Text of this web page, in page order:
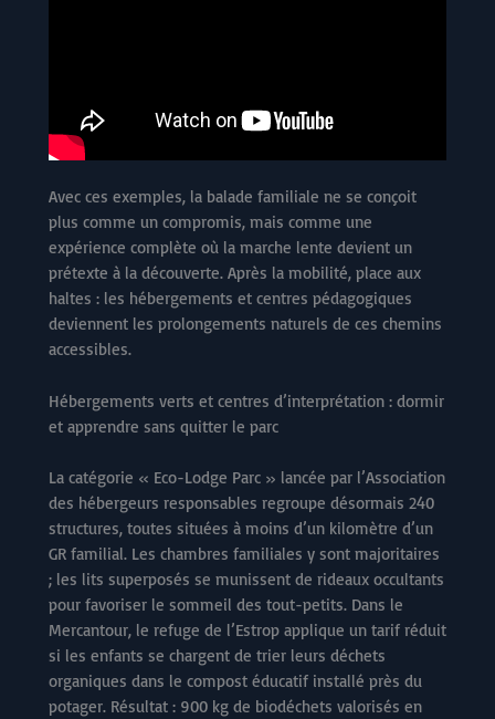
Avec ces exemples, la balade familiale ne se conçoit
plus comme un compromis, mais comme une
expérience complète où la marche lente devient un
prétexte à la découverte. Après la mobilité, place aux
haltes : les hébergements et centres pédagogiques
deviennent les prolongements naturels de ces chemins
accessibles.
Hébergements verts et centres d’interprétation : dormir
et apprendre sans quitter le parc
La catégorie « Eco-Lodge Parc » lancée par l’Association
des hébergeurs responsables regroupe désormais 240
structures, toutes situées à moins d’un kilomètre d’un
GR familial. Les chambres familiales y sont majoritaires
; les lits superposés se munissent de rideaux occultants
pour favoriser le sommeil des tout-petits. Dans le
Mercantour, le refuge de l’Estrop applique un tarif réduit
si les enfants se chargent de trier leurs déchets
organiques dans le compost éducatif installé près du
potager. Résultat : 900 kg de biodéchets valorisés en